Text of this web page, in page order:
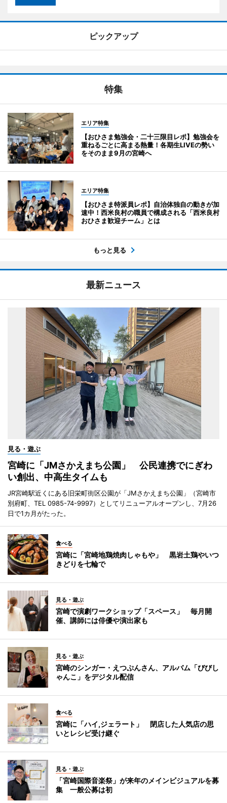
ピックアップ
特集
エリア特集
【おひさま勉強会・二十三限目レポ】勉強会を
重ねるごとに高まる熱量！各期生LIVEの勢い
をそのまま9月の宮崎へ
エリア特集
【おひさま特派員レポ】自治体独自の動きが加
速中！西米良村の職員で構成される「西米良村
おひさま歓迎チーム」とは
もっと見る
最新ニュース
見る・遊ぶ
宮崎に「JMさかえまち公園」 公民連携でにぎわ
い創出、中高生タイムも
JR宮崎駅近くにある旧栄町街区公園が「JMさかえまち公園」（宮崎市
別府町、TEL 0985-74-9997）としてリニューアルオープンし、7月26
日で1カ月がたった。
食べる
宮崎に「宮崎地鶏焼肉しゃもや」 黒岩土鶏やいつ
きどりを七輪で
見る・遊ぶ
宮崎で演劇ワークショップ「スペース」 毎月開
催、講師には俳優や演出家も
見る・遊ぶ
宮崎のシンガー・えつぷんさん、アルバム「びびし
ゃんこ」をデジタル配信
食べる
宮崎に「ハイ,ジェラート」 閉店した人気店の思
いとレシピ受け継ぐ
見る・遊ぶ
「宮崎国際音楽祭」が来年のメインビジュアルを募
集 一般公募は初